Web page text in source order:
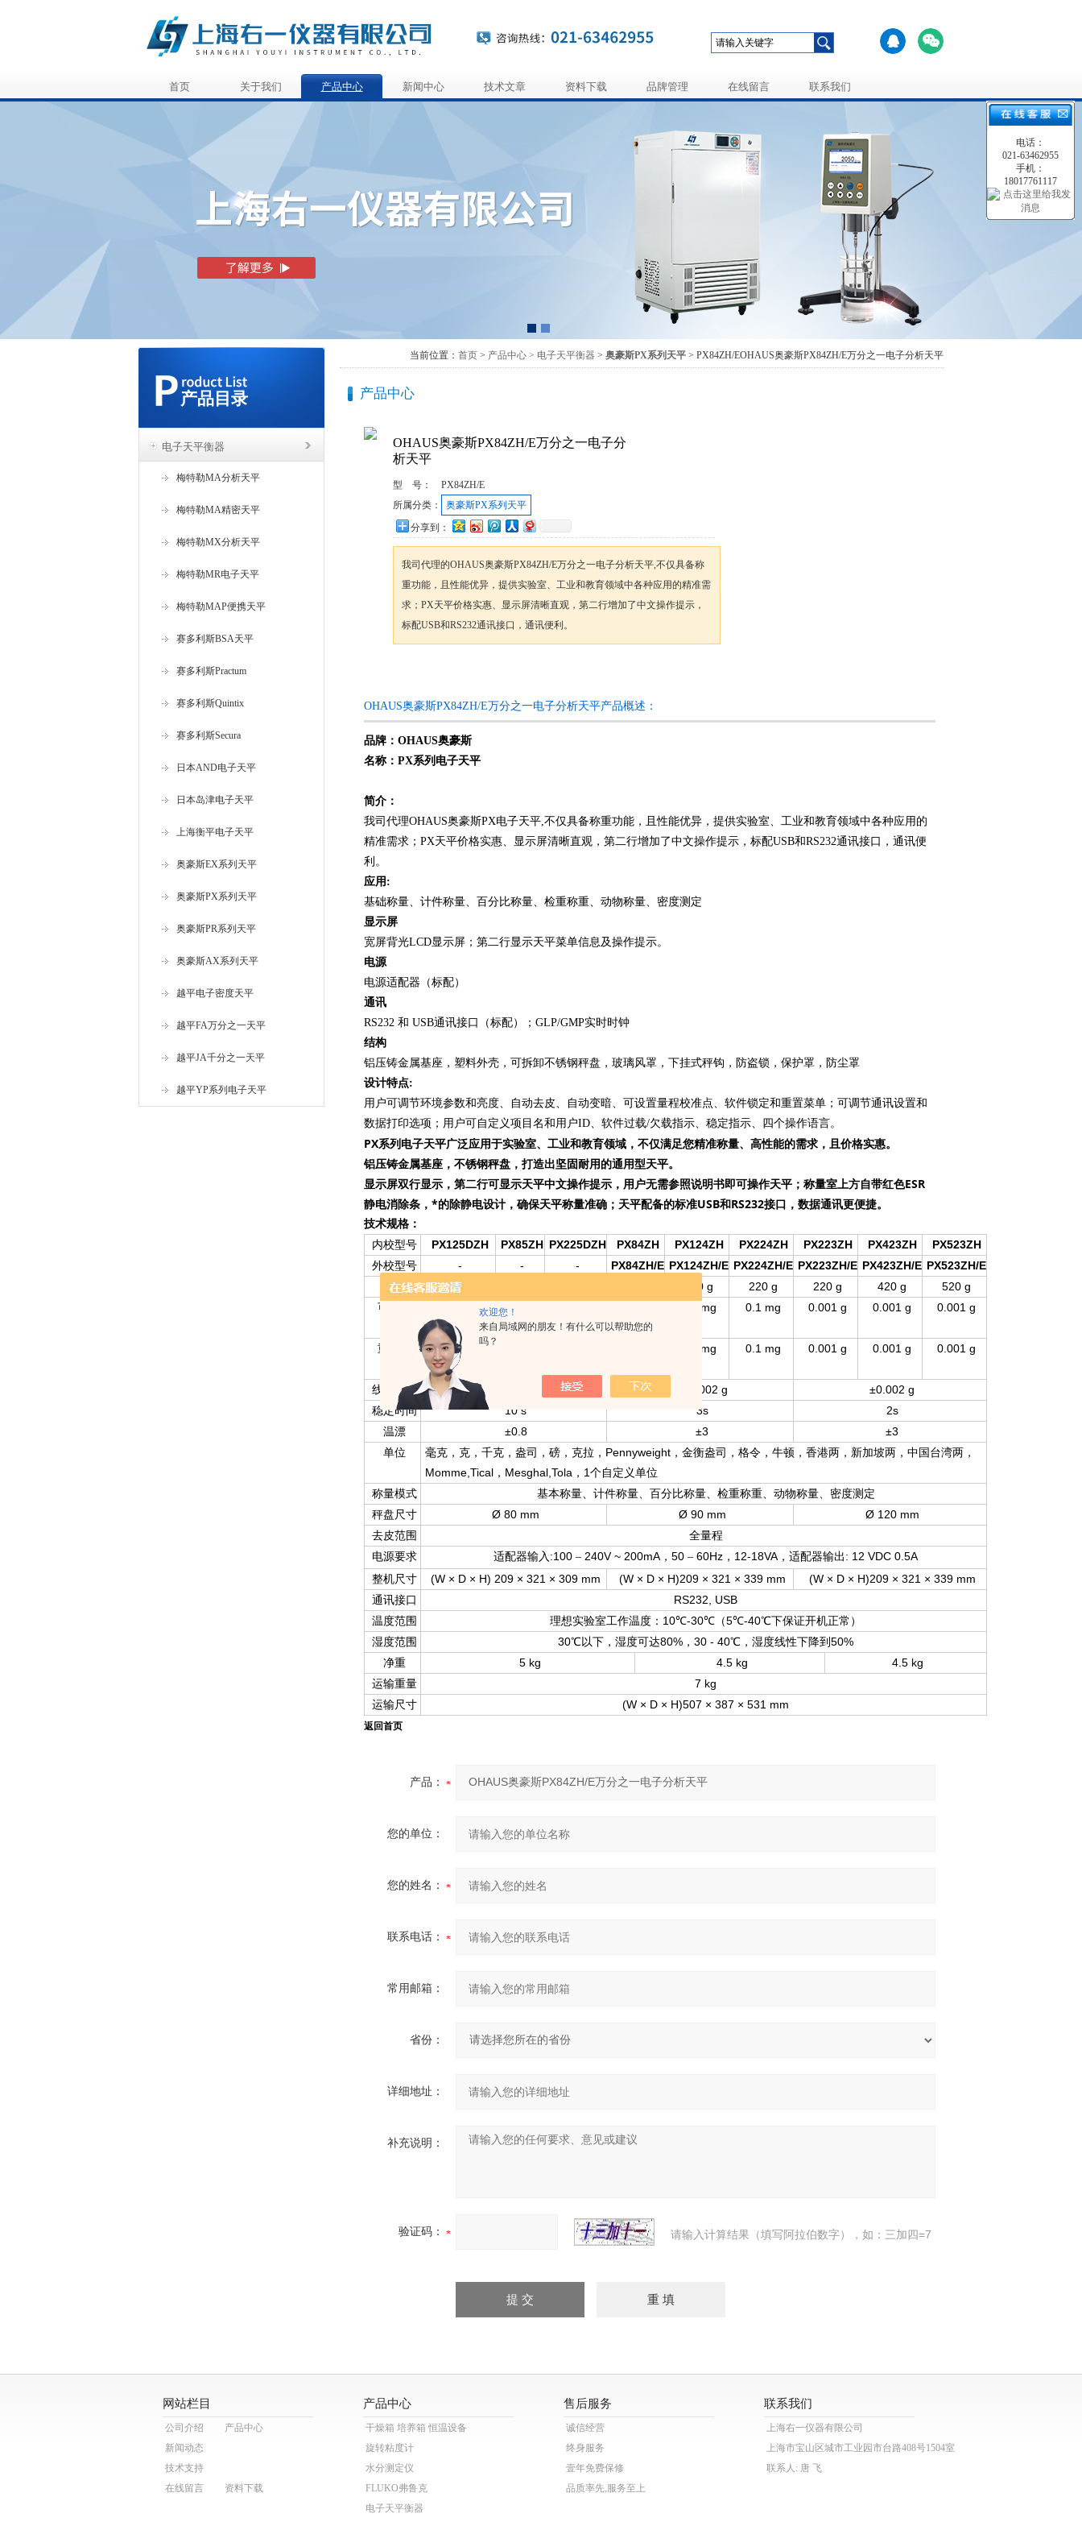
欢迎您！
来自局域网的朋友！有什么可以帮助您的
吗？
首页 关于我们 产品中心 新闻中心 技术文章 资料下载 品牌管理 在线留言 联系我们
产品目录
电子天平衡器
梅特勒MA分析天平
梅特勒MA精密天平
梅特勒MX分析天平
梅特勒MR电子天平
梅特勒MAP便携天平
赛多利斯BSA天平
赛多利斯Practum
赛多利斯Quintix
赛多利斯Secura
日本AND电子天平
日本岛津电子天平
上海衡平电子天平
奥豪斯EX系列天平
奥豪斯PX系列天平
奥豪斯PR系列天平
奥豪斯AX系列天平
越平电子密度天平
越平FA万分之一天平
越平JA千分之一天平
越平YP系列电子天平
当前位置： 首页 > 产品中心 > 电子天平衡器 > 奥豪斯PX系列天平 > PX84ZH/EOHAUS奥豪斯PX84ZH/E万分之一电子分析天平
产品中心
OHAUS奥豪斯PX84ZH/E万分之一电子分
析天平
型 号：
PX84ZH/E
所属分类：
奥豪斯PX系列天平
分享到：
我司代理的OHAUS奥豪斯PX84ZH/E万分之一电子分析天平,不仅具备称
重功能，且性能优异，提供实验室、工业和教育领域中各种应用的精准需
求；PX天平价格实惠、显示屏清晰直观，第二行增加了中文操作提示，
标配USB和RS232通讯接口，通讯便利。
OHAUS奥豪斯PX84ZH/E万分之一电子分析天平产品概述：
品牌：OHAUS奥豪斯
名称：PX系列电子天平
简介：
我司代理OHAUS奥豪斯PX电子天平,不仅具备称重功能，且性能优异，提供实验室、工业和教育领域中各种应用的
精准需求；PX天平价格实惠、显示屏清晰直观，第二行增加了中文操作提示，标配USB和RS232通讯接口，通讯便
利。
应用:
基础称量、计件称量、百分比称量、检重称重、动物称量、密度测定
显示屏
宽屏背光LCD显示屏；第二行显示天平菜单信息及操作提示。
电源
电源适配器（标配）
通讯
RS232 和 USB通讯接口（标配）；GLP/GMP实时时钟
结构
铝压铸金属基座，塑料外壳，可拆卸不锈钢秤盘，玻璃风罩，下挂式秤钩，防盗锁，保护罩，防尘罩
设计特点:
用户可调节环境参数和亮度、自动去皮、自动变暗、可设置量程校准点、软件锁定和重置菜单；可调节通讯设置和
数据打印选项；用户可自定义项目名和用户ID、软件过载/欠载指示、稳定指示、四个操作语言。
PX系列电子天平广泛应用于实验室、工业和教育领域，不仅满足您精准称量、高性能的需求，且价格实惠。
铝压铸金属基座，不锈钢秤盘，打造出坚固耐用的通用型天平。
显示屏双行显示，第二行可显示天平中文操作提示，用户无需参照说明书即可操作天平；称量室上方自带红色ESR
静电消除条，*的除静电设计，确保天平称量准确；天平配备的标准USB和RS232接口，数据通讯更便捷。
技术规格：
内校型号
PX125DZH PX85ZH PX225DZH PX84ZH PX124ZH PX224ZH PX223ZH PX423ZH PX523ZH
外校型号 - - - PX84ZH/E PX124ZH/E PX224ZH/E PX223ZH/E PX423ZH/E PX523ZH/E
称量 52/120 g 120 g 220 g 220 g 420 g 520 g
可读性 0.01/ 0.1 mg 0.01 mg
mg
0.1 mg 0.1 mg 0.001 g 0.001 g 0.001 g
重复性 0.02/ 0.1 mg 0.1 mg 0.1 mg 0.001 g 0.001 g 0.001 g
线性误差 ±0.0002 g ±0.002 g
稳定时间 10 s 3s 2s
温漂 ±0.8 ±3 ±3
单位 毫克，克，千克，盎司，磅，克拉， Pennyweight ，金衡盎司，格令，牛顿，香港两，新加坡两，中国台湾两，
Momme,Tical ， Mesghal,Tola ， 1 个自定义单位
称量模式
基本称量、计件称量、百分比称量、检重称重、动物称量、密度测定
秤盘尺寸
Ø 80 mm Ø 90 mm Ø 120 mm
去皮范围
全量程
电源要求
适配器输入 :100 – 240V ~ 200mA， 50 – 60Hz ， 12-18VA，适配器输出 : 12 VDC 0.5A
整机尺寸 (W × D × H) 209 × 321 × 309 mm (W × D × H)209 × 321 × 339 mm (W × D × H)209 × 321 × 339 mm
通讯接口 RS232, USB
温度范围 理想实验室工作温度： 10℃-30℃（5℃-40℃下保证开机正常）
湿度范围
30℃以下，湿度可达80% ， 30 - 40℃，湿度线性下降到 50%
净重 5 kg 4.5 kg 4.5 kg
运输重量 7 kg
运输尺寸 (W × D × H)507 × 387 × 531 mm
返回首页
产品：
您的单位：
您的姓名：
联系电话：
常用邮箱：
省份：
详细地址：
补充说明：
验证码： 请输入计算结果（填写阿拉伯数字），如：三加四=7
网站栏目
公司介绍
产品中心
新闻动态
技术支持
在线留言
资料下载
产品中心
干燥箱 培养箱 恒温设备
旋转粘度计
水分测定仪
FLUKO弗鲁克
电子天平衡器
售后服务
诚信经营
终身服务
壹年免费保修
品质率先,服务至上
联系我们
上海右一仪器有限公司
上海市宝山区城市工业园市台路408号1504室
联系人: 唐 飞
电话：
021-63462955
手机：
18017761117